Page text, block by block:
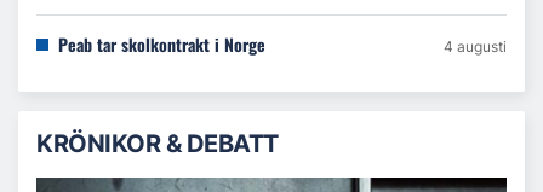
Peab tar skolkontrakt i Norge 4 augusti
KRÖNIKOR & DEBATT